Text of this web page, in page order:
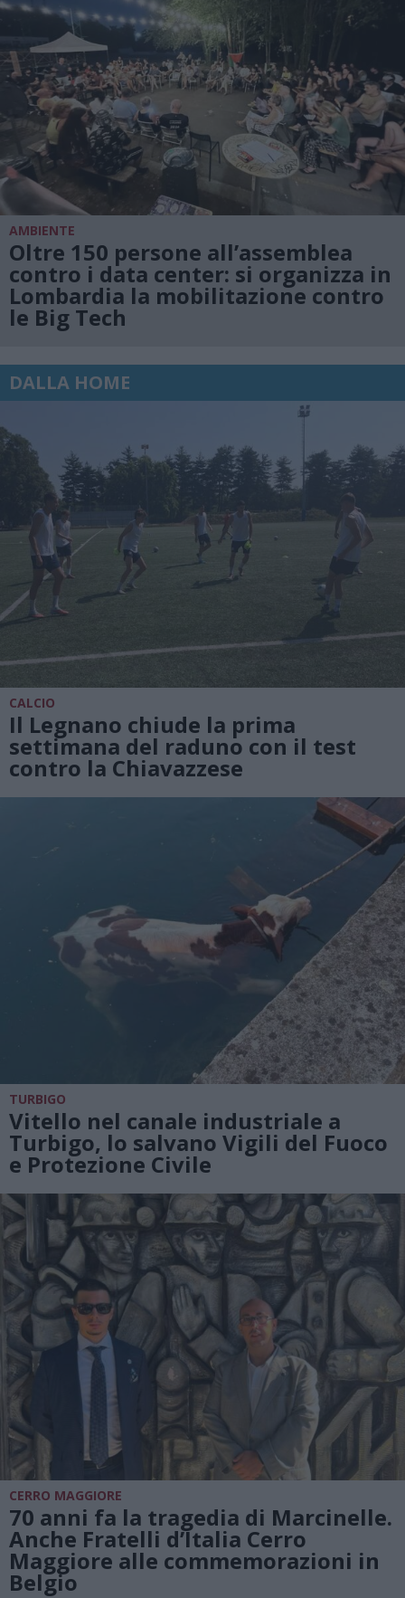
AMBIENTE
Oltre 150 persone all’assemblea
contro i data center: si organizza in
Lombardia la mobilitazione contro
le Big Tech
DALLA HOME
CALCIO
Il Legnano chiude la prima
settimana del raduno con il test
contro la Chiavazzese
TURBIGO
Vitello nel canale industriale a
Turbigo, lo salvano Vigili del Fuoco
e Protezione Civile
CERRO MAGGIORE
70 anni fa la tragedia di Marcinelle.
Anche Fratelli d’Italia Cerro
Maggiore alle commemorazioni in
Belgio